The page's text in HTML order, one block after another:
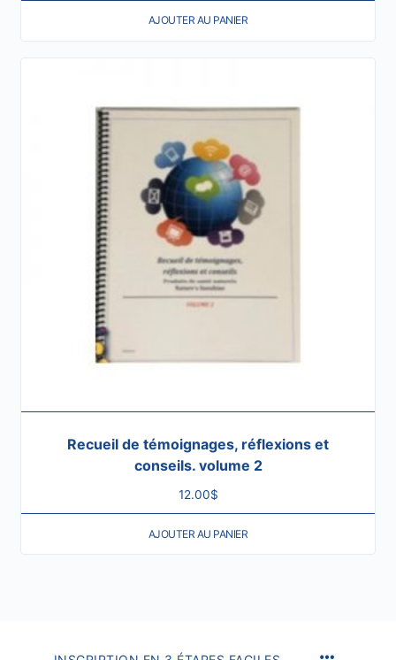
AJOUTER AU PANIER
Recueil de témoignages, réflexions et
conseils. volume 2
12.00$
AJOUTER AU PANIER